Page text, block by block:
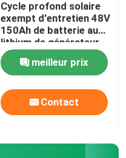
Cycle profond solaire
exempt d'entretien 48V
150Ah de batterie au
lithium de générateur
meilleur prix
Contact